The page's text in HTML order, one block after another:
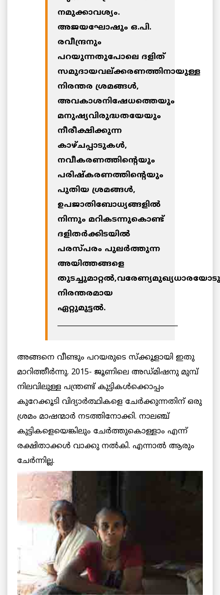
നമുക്കാവശ്യം.
അജയഘോഷും ഒ.പി.
രവീന്ദ്രനും
പറയുന്നതുപോലെ ദളിത്
സമുദായവല്ക്കരണത്തിനായുള്ള
നിരന്തര ശ്രമങ്ങള്‍,
അവകാശനിഷേധത്തെയും
മനുഷ്യവിരുദ്ധതയേയും
നീരീക്ഷിക്കുന്ന
കാഴ്ചപ്പാടുകള്‍,
നവീകരണത്തിന്റെയും
പരിഷ്‌കരണത്തിന്റെയും
പുതിയ ശ്രമങ്ങള്‍,
ഉപജാതിബോധ്യങ്ങളില്‍
നിന്നും മറികടന്നുകൊണ്ട്
ദളിതര്‍ക്കിടയില്‍
പരസ്പരം പുലര്‍ത്തുന്ന
അയിത്തങ്ങളെ
നിരന്തരമായ
ഏറ്റുമുട്ടല്‍.
___________________________________
അങ്ങനെ വീണ്ടും പറയരുടെ സ്‌ക്കൂളായി ഇതു
മാറിത്തീര്‍ന്നു. 2015- ജൂണിലെ അഡ്മിഷനു മുമ്പ്
നിലവിലുള്ള പന്ത്രണ്ട് കുട്ടികള്‍ക്കൊപ്പം
കുറേക്കൂടി വിദ്യാര്‍ത്ഥികളെ ചേര്‍ക്കുന്നതിന് ഒരു
ശ്രമം മാഷന്മാര്‍ നടത്തിനോക്കി. നാലഞ്ച്
കുട്ടികളെയെങ്കിലും ചേര്‍ത്തുകൊള്ളാം എന്ന്
രക്ഷിതാക്കള്‍ വാക്കു നല്‍കി. എന്നാല്‍ ആരും
ചേര്‍ന്നില്ല.